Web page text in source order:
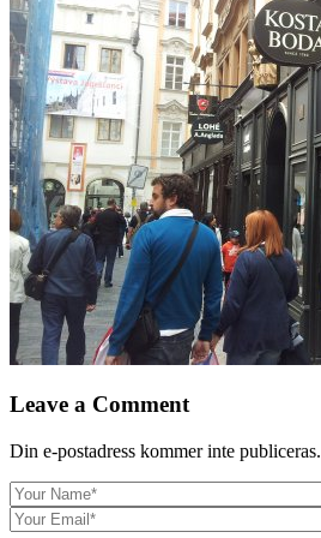
Leave a Comment
Din e-postadress kommer inte publiceras.